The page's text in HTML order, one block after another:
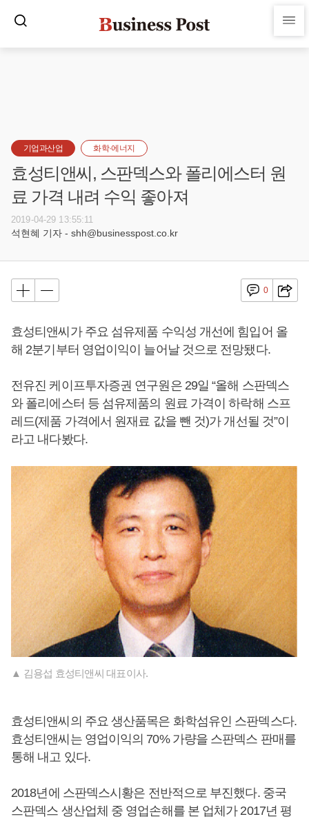
기업과산업 화학·에너지
효성티앤씨, 스판덱스와 폴리에스터 원
료 가격 내려 수익 좋아져
2019-04-29 13:55:11
석현혜 기자 - shh@businesspost.co.kr
0
효성티앤씨가 주요 섬유제품 수익성 개선에 힘입어 올
해 2분기부터 영업이익이 늘어날 것으로 전망됐다.
전유진 케이프투자증권 연구원은 29일 “올해 스판덱스
와 폴리에스터 등 섬유제품의 원료 가격이 하락해 스프
레드(제품 가격에서 원재료 값을 뺀 것)가 개선될 것”이
라고 내다봤다.
▲ 김용섭 효성티앤씨 대표이사.
효성티앤씨의 주요 생산품목은 화학섬유인 스판덱스다.
효성티앤씨는 영업이익의 70% 가량을 스판덱스 판매를
통해 내고 있다.
2018년에 스판덱스시황은 전반적으로 부진했다. 중국
스판덱스 생산업체 중 영업손해를 본 업체가 2017년 평